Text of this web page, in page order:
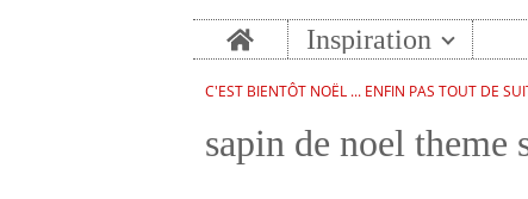
Home Inspiration
C'EST BIENTÔT NOËL ... ENFIN PAS TOUT DE
sapin de noel theme